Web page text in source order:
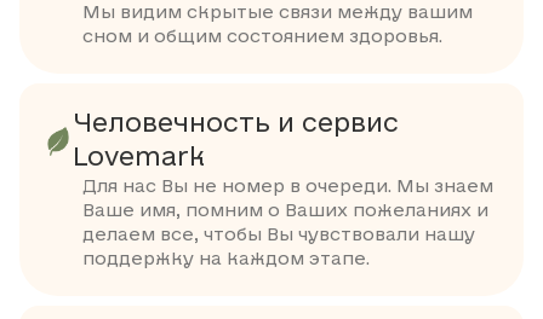
Мы видим скрытые связи между вашим
сном и общим состоянием здоровья.
Человечность и сервис
Lovemark
Для нас Вы не номер в очереди. Мы знаем
Ваше имя, помним о Ваших пожеланиях и
делаем все, чтобы Вы чувствовали нашу
поддержку на каждом этапе.